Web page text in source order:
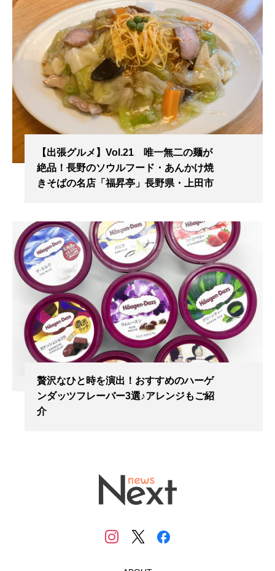
【出張グルメ】Vol.21 唯一無二の麺が
絶品！長野のソウルフード・あんかけ焼
きそばの名店「福昇亭」長野県・上田市
贅沢なひと時を演出！おすすめのハーゲ
ンダッツフレーバー3選♪アレンジもご紹
介